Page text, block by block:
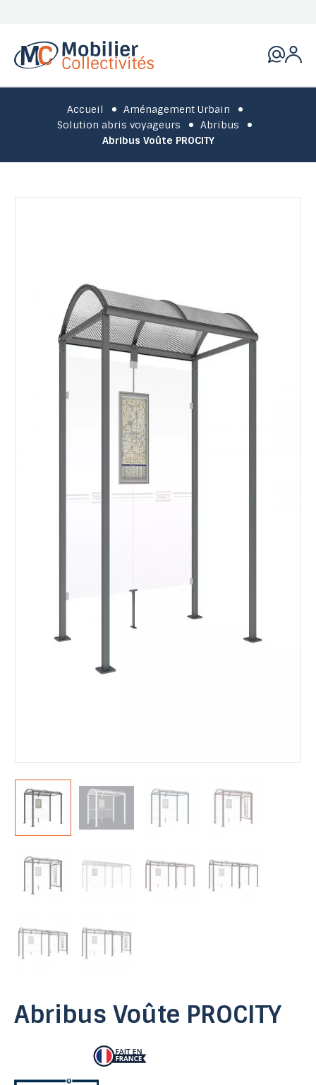
Accueil
Aménagement Urbain
Solution abris voyageurs
Abribus
Abribus Voûte PROCITY
Abribus Voûte PROCITY